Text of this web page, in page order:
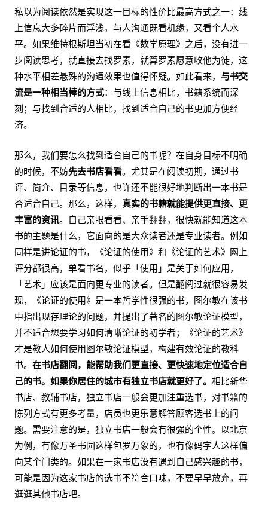
私以为阅读依然是实现这一目标的性价比最高方式之一：线
上信息大多碎片而浮浅，与人沟通既看机缘，又看个人水
平。如果维特根斯坦当初在看《数学原理》之后，没有进一
步阅读思考，就直接去找罗素，就算罗素愿意收他为徒，这
种水平相差悬殊的沟通效果也值得怀疑。如此看来， 与书交
流是一种相当棒的方式：与线上信息相比，书籍系统而深
刻；与找到合适的人相比，找到适合自己的书更加方便经
济。
那么，我们要怎么找到适合自己的书呢？在自身目标不明确
的时候，不妨先去书店看看。尤其是在阅读初期，通过书
评、简介、目录等信息，也许还不能很好地判断出一本书是
否适合自己。那么，这样， 真实的书籍就能提供更直接、更
丰富的资讯。自己亲眼看看、亲手翻翻，很快就能知道这本
书的主题是什么，它面向的是大众读者还是专业读者。例如
同样是讲论证的书，《论证的使用》和《论证的艺术》网上
评分都很高，单看书名，似乎「使用」是关于如何应用，
「艺术」应该是面向更专业的读者。但是翻阅过就很容易发
现，《论证的使用》是一本哲学性很强的书，图尔敏在该书
中指出现存理论的问题，并提出了著名的图尔敏论证模型，
并不适合想要学习如何清晰论证的初学者；《论证的艺术》
才是教人如何使用图尔敏论证模型，构建有效论证的教科
书。 在书店翻阅，能帮助我们更直接、更快速地定位适合自
己的书。如果你居住的城市有独立书店就更好了。 相比新华
书店、教辅书店，独立书店一般会更加注重选书，对书籍的
陈列方式有更多考量，店员也更乐意解答顾客选书上的问
题。需要注意的是，独立书店一般会有很强的个性。以北京
为例，有像万圣书园这样包罗万象的，也有像码字人这样偏
向某个门类的。如果在一家书店没有遇到自己感兴趣的书，
可能是因为这家书店的选书不符合口味，不要早早放弃，再
逛逛其他书店吧。